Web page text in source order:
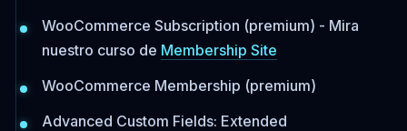
WooCommerce Subscription (premium) - Mira
nuestro curso de Membership Site
WooCommerce Membership (premium)
Advanced Custom Fields: Extended